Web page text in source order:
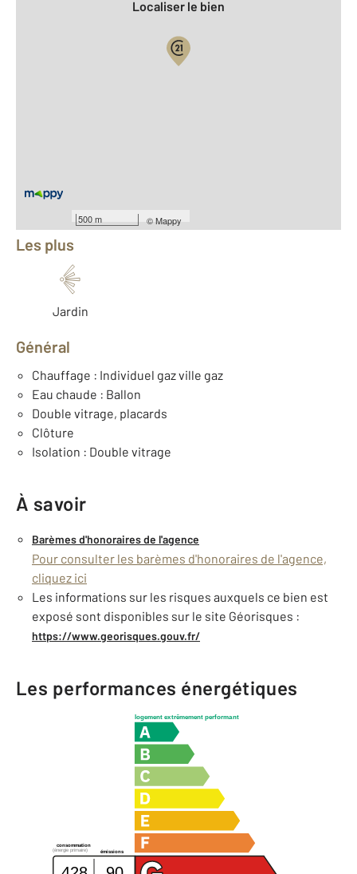
500 m ©Mappy
Localiser le bien
Équipements
Les plus
Jardin
Général
Chauffage : Individuel gaz ville gaz
Eau chaude : Ballon
Double vitrage, placards
Clôture
Isolation : Double vitrage
À savoir
Barèmes d'honoraires de l'agence
Pour consulter les barèmes d'honoraires de l'agence,
cliquez ici
Les informations sur les risques auxquels ce bien est
exposé sont disponibles sur le site Géorisques :
https://www.georisques.gouv.fr/
Les performances énergétiques
logement extrêmement performant
consommation
émissions
(énergie primaire)